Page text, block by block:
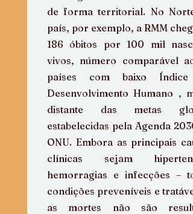
de forma territorial. No Norte
país, por exemplo, a RMM
186 óbitos por 100 mil
vivos, número comparável
países com baixo Índice
Desenvolvimento Humano ,
distante das metas
estabelecidas pela Agenda
ONU. Embora as principais
clínicas sejam
hemorragias e infecções –
condições preveníveis e
as mortes não são